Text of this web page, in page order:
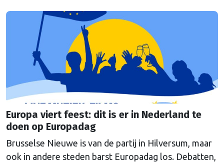
Europa viert feest: dit is er in Nederland te
doen op Europadag
Brusselse Nieuwe is van de partij in Hilversum, maar
ook in andere steden barst Europadag los. Debatten,